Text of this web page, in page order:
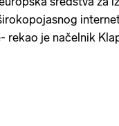
rekao je načelnik